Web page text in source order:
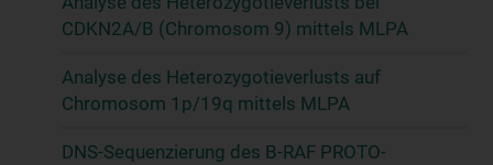
CDKN2A/B (Chromosom 9) mittels MLPA
Analyse des Heterozygotieverlusts auf
Chromosom 1p/19q mittels MLPA
DNS-Sequenzierung des B-RAF PROTO-